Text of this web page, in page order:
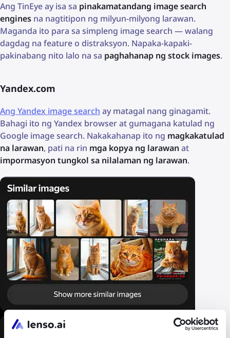
Ang TinEye ay isa sa pinakamatandang image search
engines na nagtitipon ng milyun-milyong larawan.
Maganda ito para sa simpleng image search — walang
dagdag na feature o distraksyon. Napaka-kapaki-
pakinabang nito lalo na sa paghahanap ng stock images.
Yandex.com
Ang Yandex image search ay matagal nang ginagamit.
Bahagi ito ng Yandex browser at gumagana katulad ng
Google image search. Nakakahanap ito ng magkakatulad
na larawan, pati na rin mga kopya ng larawan at
impormasyon tungkol sa nilalaman ng larawan.